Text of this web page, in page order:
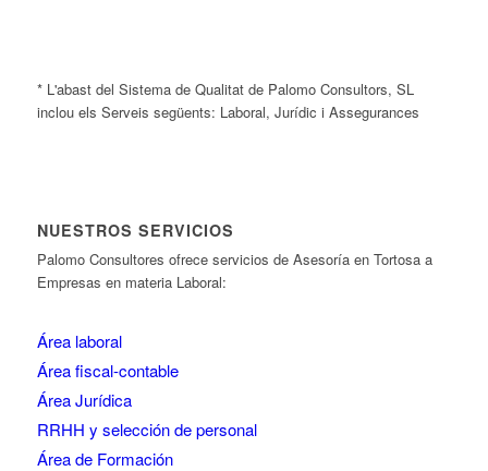
* L'abast del Sistema de Qualitat de Palomo Consultors, SL
inclou els Serveis següents: Laboral, Jurídic i Assegurances
NUESTROS SERVICIOS
Palomo Consultores ofrece servicios de Asesoría en Tortosa a
Empresas en materia Laboral:
Área laboral
Área fiscal-contable
Área Jurídica
RRHH y selección de personal
Área de Formación